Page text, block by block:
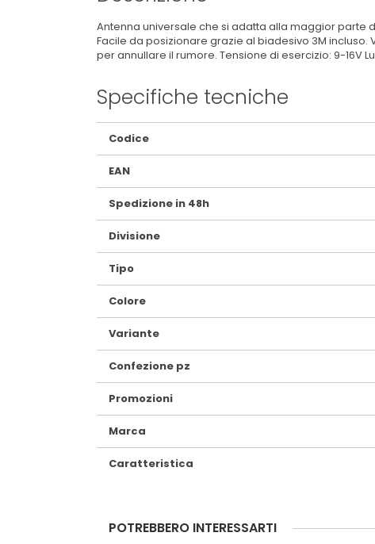
Antenna universale che si adatta alla maggior parte
Facile da posizionare grazie al biadesivo 3M
per annullare il rumore. Tensione di esercizio: 9-16V
Specifiche tecniche
Maggiori
Informazioni
Codice
EAN
Spedizione in 48h
Divisione
Tipo
Colore
Variante
Confezione pz
Promozioni
Marca
Caratteristica
POTREBBERO INTERESSARTI